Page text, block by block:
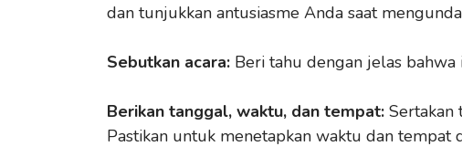
dan tunjukkan antusiasme Anda saat
Sebutkan acara: Beri tahu dengan jelas
Berikan tanggal, waktu, dan tempat: Sertakan
Pastikan untuk menetapkan waktu dan tempat